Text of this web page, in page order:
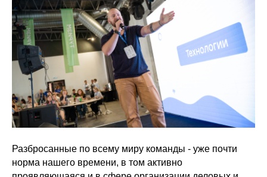
Разбросанные по всему миру команды - уже почти
норма нашего времени, в том активно